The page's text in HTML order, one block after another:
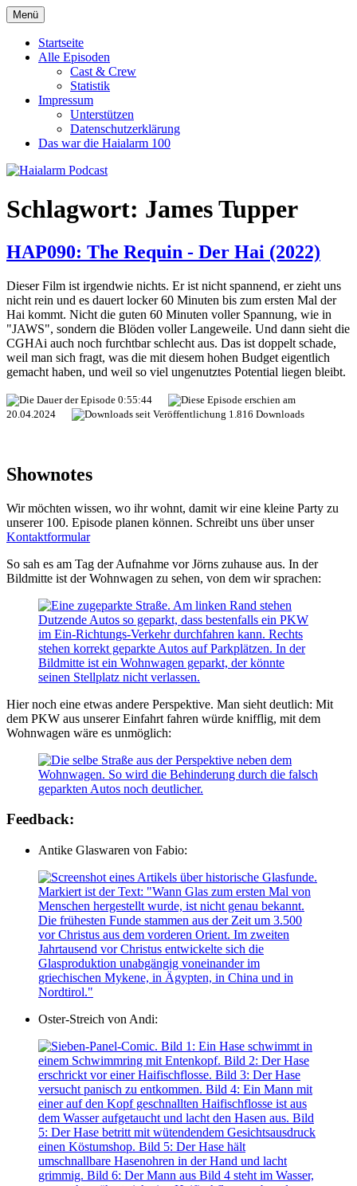
Zum
Inhalt
springen
Haialarm Podcast
Benni und Jörn sprechen über Haifilme
Menü
Startseite
Alle Episoden
Cast & Crew
Statistik
Impressum
Unterstützen
Datenschutzerklärung
Das war die Haialarm 100
Schlagwort: James Tupper
HAP090: The Requin - Der Hai (2022)
Dieser Film ist irgendwie nichts. Er ist nicht spannend, er zieht uns
nicht rein und es dauert locker 60 Minuten bis zum ersten Mal der
Hai kommt. Nicht die guten 60 Minuten voller Spannung, wie in
"JAWS", sondern die Blöden voller Langeweile. Und dann sieht die
CGHAi auch noch furchtbar schlecht aus. Das ist doppelt schade,
weil man sich fragt, was die mit diesem hohen Budget eigentlich
gemacht haben, und weil so viel ungenutztes Potential liegen bleibt.
0:55:44
20.04.2024
1.816 Downloads
Shownotes
Wir möchten wissen, wo ihr wohnt, damit wir eine kleine Party zu
unserer 100. Episode planen können. Schreibt uns über unser
Kontaktformular
So sah es am Tag der Aufnahme vor Jörns zuhause aus. In der
Bildmitte ist der Wohnwagen zu sehen, von dem wir sprachen:
Hier noch eine etwas andere Perspektive. Man sieht deutlich: Mit
dem PKW aus unserer Einfahrt fahren würde knifflig, mit dem
Wohnwagen wäre es unmöglich:
Feedback:
Antike Glaswaren von Fabio:
Oster-Streich von Andi: